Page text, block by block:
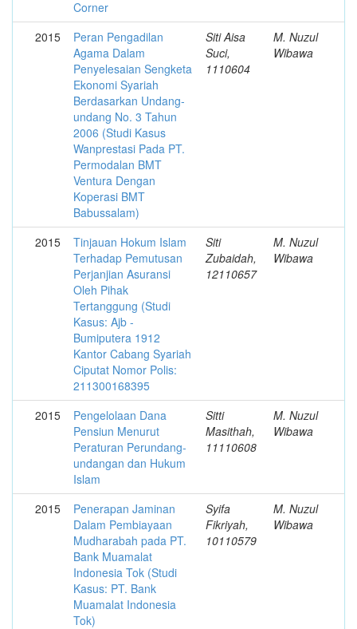
Corner
2015
Peran Pengadilan
Agama Dalam
Penyelesaian Sengketa
Ekonomi Syariah
Berdasarkan Undang­
undang No. 3 Tahun
2006 (Studi Kasus
Wanprestasi Pada PT.
Permodalan BMT
Ventura Dengan
Koperasi BMT
Babussalam)
Siti Aisa
Suci,
1110604
M. Nuzul
Wibawa
2015
Tinjauan Hokum Islam
Terhadap Pemutusan
Perjanjian Asuransi
Oleh Pihak
Tertanggung (Studi
Kasus: Ajb -
Bumiputera 1912
Kantor Cabang Syariah
Ciputat Nomor Polis:
211300168395
Siti
Zubaidah,
12110657
M. Nuzul
Wibawa
2015
Pengelolaan Dana
Pensiun Menurut
Peraturan Perundang-
undangan dan Hukum
Islam
Sitti
Masithah,
11110608
M. Nuzul
Wibawa
2015
Penerapan Jaminan
Dalam Pembiayaan
Mudharabah pada PT.
Bank Muamalat
Indonesia Tok (Studi
Kasus: PT. Bank
Muamalat Indonesia
Tok)
Syifa
Fikriyah,
10110579
M. Nuzul
Wibawa